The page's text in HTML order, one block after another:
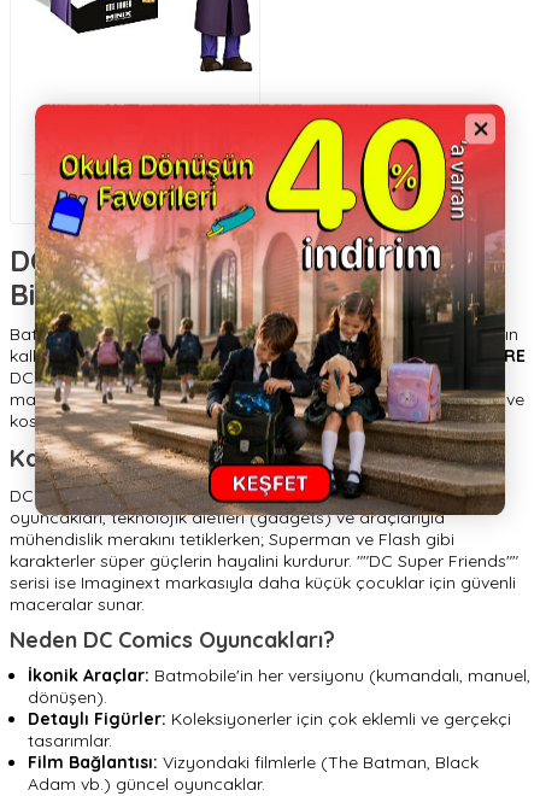
Minix Joker The Dark Knight-
24827
1.200,00TL
DC Comics Oyuncakları: Adalet
Birliği'nin Gücü
Batman'in pelerini, Superman'in pelerini veya Wonder Woman'ın
kalkanı... Gotham ve Metropolis'in koruyucularıHUPALUPA STORE
DC Comics kategorisinde. Spin Master ve McFarlane Toys gibi
markaların ürettiği detaylı aksiyon figürleri, Batmobile araçları ve
kostümlerle süper kahraman evrenine dalın.
Karanlık ve Aydınlık Arasında
DC evreni, dedektiflik, güç ve teknoloji temalarını işler. Batman
oyuncakları, teknolojik aletleri (gadgets) ve araçlarıyla
mühendislik merakını tetiklerken; Superman ve Flash gibi
karakterler süper güçlerin hayalini kurdurur. ""DC Super Friends""
serisi ise Imaginext markasıyla daha küçük çocuklar için güvenli
maceralar sunar.
Neden DC Comics Oyuncakları?
İkonik Araçlar: Batmobile'in her versiyonu (kumandalı, manuel,
dönüşen).
Detaylı Figürler: Koleksiyonerler için çok eklemli ve gerçekçi
tasarımlar.
Film Bağlantısı: Vizyondaki filmlerle (The Batman, Black
Adam vb.) güncel oyuncaklar.